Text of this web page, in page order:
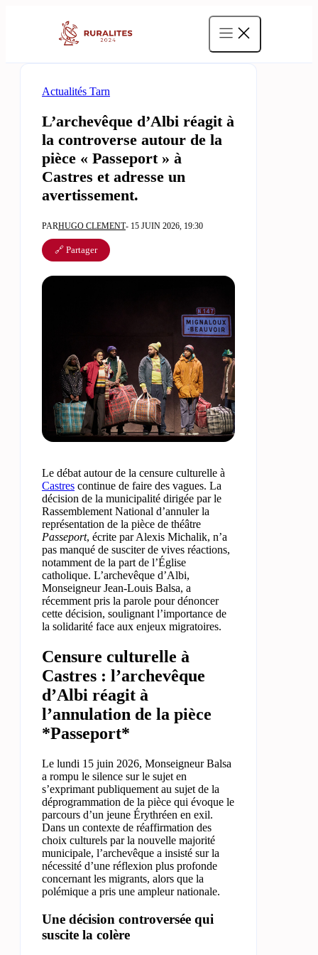
Actualités Tarn
L’archevêque d’Albi réagit à
la controverse autour de la
pièce « Passeport » à
Castres et adresse un
avertissement.
PARHUGO CLEMENT- 15 JUIN 2026, 19:30
🔗 Partager
Le débat autour de la censure culturelle à
Castres continue de faire des vagues. La
décision de la municipalité dirigée par le
Rassemblement National d’annuler la
représentation de la pièce de théâtre
Passeport, écrite par Alexis Michalik, n’a
pas manqué de susciter de vives réactions,
notamment de la part de l’Église
catholique. L’archevêque d’Albi,
Monseigneur Jean-Louis Balsa, a
récemment pris la parole pour dénoncer
cette décision, soulignant l’importance de
la solidarité face aux enjeux migratoires.
Censure culturelle à
Castres : l’archevêque
d’Albi réagit à
l’annulation de la pièce
*Passeport*
Le lundi 15 juin 2026, Monseigneur Balsa
a rompu le silence sur le sujet en
s’exprimant publiquement au sujet de la
déprogrammation de la pièce qui évoque le
parcours d’un jeune Érythréen en exil.
Dans un contexte de réaffirmation des
choix culturels par la nouvelle majorité
municipale, l’archevêque a insisté sur la
nécessité d’une réflexion plus profonde
concernant les migrants, alors que la
polémique a pris une ampleur nationale.
Une décision controversée qui
suscite la colère